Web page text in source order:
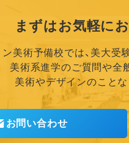
まずはお気軽に
美術予備校では、 美大受
美術系進学のご質問や全
美術やデザインのこと
お問い合わせ